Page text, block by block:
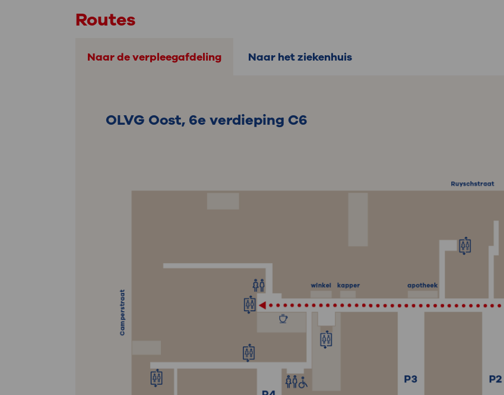
Contact
Routes
Naar de verpleegafdeling Naar het ziekenhuis
OLVG Oost, 6e verdieping C6